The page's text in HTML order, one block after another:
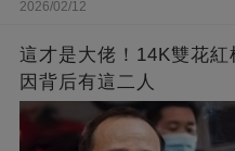
2026/02/12
這才是大佬！14K雙花
因背后有這二人